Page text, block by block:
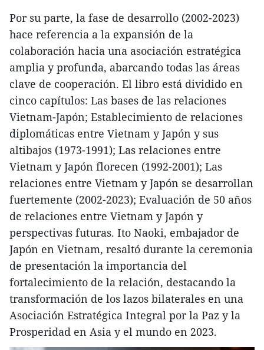
Por su parte, la fase de desarrollo (2002-2023)
hace referencia a la expansión de la
colaboración hacia una asociación estratégica
amplia y profunda, abarcando todas las áreas
clave de cooperación. El libro está dividido en
cinco capítulos: Las bases de las relaciones
Vietnam-Japón; Establecimiento de relaciones
diplomáticas entre Vietnam y Japón y sus
altibajos (1973-1991); Las relaciones entre
Vietnam y Japón florecen (1992-2001); Las
relaciones entre Vietnam y Japón se desarrollan
fuertemente (2002-2023); Evaluación de 50 años
de relaciones entre Vietnam y Japón y
perspectivas futuras. Ito Naoki, embajador de
Japón en Vietnam, resaltó durante la ceremonia
de presentación la importancia del
fortalecimiento de la relación, destacando la
transformación de los lazos bilaterales en una
Asociación Estratégica Integral por la Paz y la
Prosperidad en Asia y el mundo en 2023.